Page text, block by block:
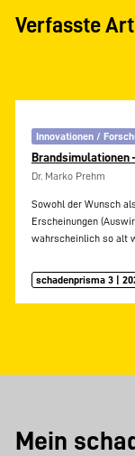
Verfasste
Innovationen /
Dr. Marko Prehm
Sowohl der Wunsch
Erscheinungen
wahrscheinlich so alt
schadenprisma 3 |
Mein